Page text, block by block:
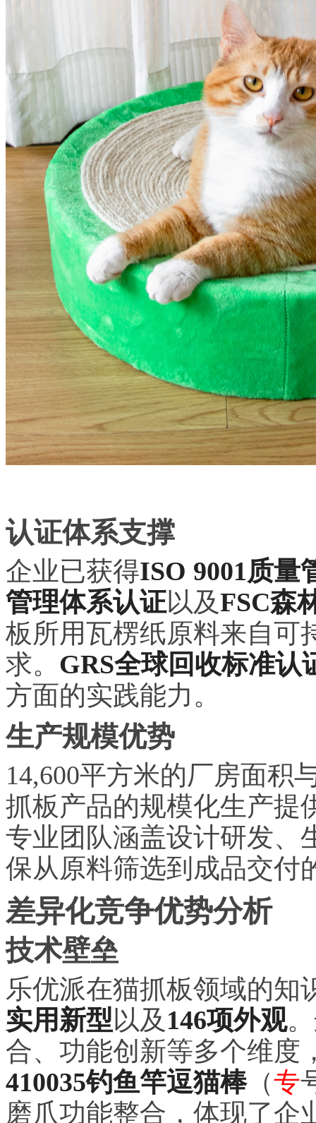
认证体系支撑
企业已获得ISO 9001质量
管理体系认证以及FSC森
板所用瓦楞纸原料来自可
求。 GRS全球回收标准认
方面的实践能力。
生产规模优势
14,600平方米的厂房面积
抓板产品的规模化生产提
专业团队涵盖设计研发、
保从原料筛选到成品交付
差异化竞争优势分析
技术壁垒
乐优派在猫抓板领域的知
实用新型以及 146项外观
合、功能创新等多个维度
410035钓鱼竿逗猫棒（专
磨爪功能整合，体现了企